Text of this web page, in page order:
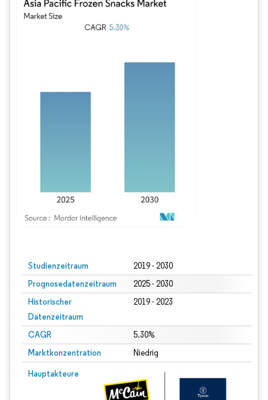
Studienzeitraum 2019 - 2030
Prognosedatenzeitraum 2025 - 2030
Historischer
Datenzeitraum
2019 - 2023
CAGR 5.30%
Marktkonzentration Niedrig
Hauptakteure